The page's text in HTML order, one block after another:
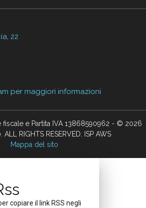
22
per maggiori informazioni
e Partita IVA 13868590962 - © 2026
RIGHTS RESERVED. ISP AWS
Mappa del sito
copiare il link RSS negli